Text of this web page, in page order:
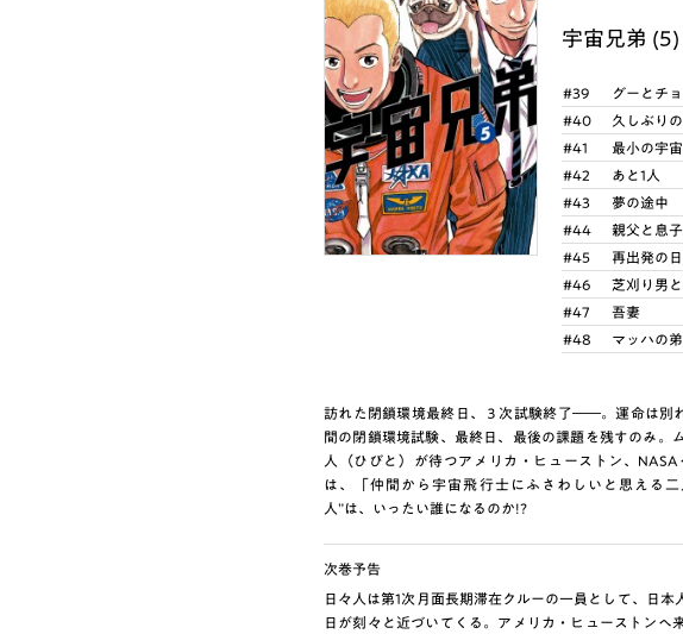
宇宙兄弟 (5)
#39
グーとチ
#40
久しぶり
#41
最小の宇
#42
あと1人
#43
夢の途中
#44
親父と息
#45
再出発の日
#46
芝刈り男
#47
吾妻
#48
マッハの弟
訪れた閉鎖環境最終日、３次試験終了――。運命は別
間の閉鎖環境試験、最終日、最後の課題を残すのみ。
人（ひびと）が待つアメリカ・ヒューストン、
は、「仲間から宇宙飛行士にふさわしいと思える
人”は、いったい誰になるのか!?
次巻予告
日々人は第1次月面長期滞在クルーの一員として、日
日が刻々と近づいてくる。アメリカ・ヒューストンへ